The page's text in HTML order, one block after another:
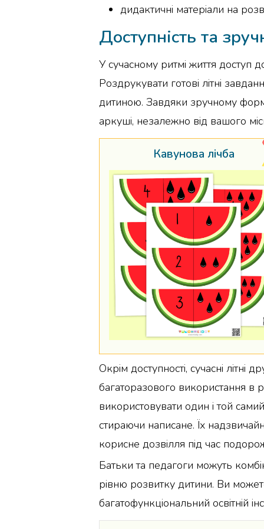
дидактичні матеріали на
Доступність та
У сучасному ритмі життя доступ
Роздрукувати готові літні
дитиною. Завдяки зручному
аркуші, незалежно від вашого
Кавунова лічба
Окрім доступності, сучасні
багаторазового використання в
використовувати один і той
стираючи написане. Їх
корисне дозвілля під час
Батьки та педагоги можуть
рівню розвитку дитини. Ви
багатофункціональний освітній